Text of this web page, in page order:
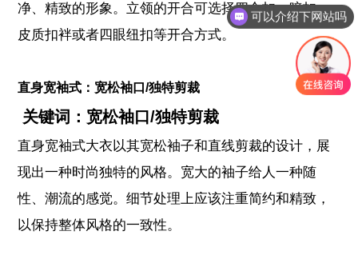
净、精致的形象。立领的开合可选择四合扣、暗扣、
皮质扣袢或者四眼纽扣等开合方式。
直身宽袖式：宽松袖口/独特剪裁
关键词：宽松袖口/独特剪裁
直身宽袖式大衣以其宽松袖子和直线剪裁的设计，展
现出一种时尚独特的风格。宽大的袖子给人一种随
性、潮流的感觉。细节处理上应该注重简约和精致，
以保持整体风格的一致性。
可以介绍下网站吗